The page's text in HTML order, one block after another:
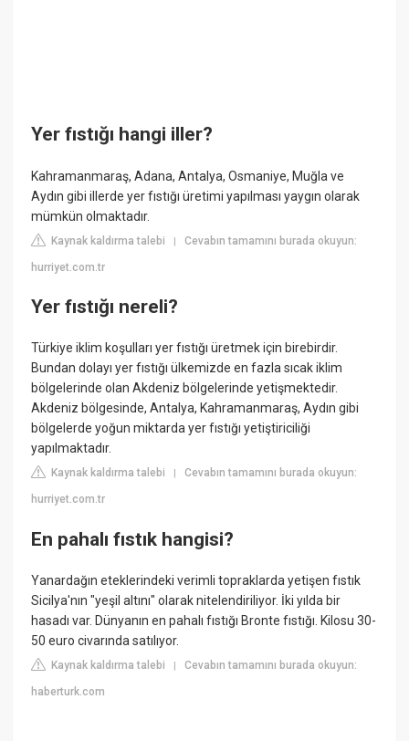
Yer fıstığı hangi iller?
Kahramanmaraş, Adana, Antalya, Osmaniye, Muğla ve
Aydın gibi illerde yer fıstığı üretimi yapılması yaygın olarak
mümkün olmaktadır.
Kaynak kaldırma talebi |Cevabın tamamını burada okuyun:
hurriyet.com.tr
Yer fıstığı nereli?
Türkiye iklim koşulları yer fıstığı üretmek için birebirdir.
Bundan dolayı yer fıstığı ülkemizde en fazla sıcak iklim
bölgelerinde olan Akdeniz bölgelerinde yetişmektedir.
Akdeniz bölgesinde, Antalya, Kahramanmaraş, Aydın gibi
bölgelerde yoğun miktarda yer fıstığı yetiştiriciliği
yapılmaktadır.
Kaynak kaldırma talebi |Cevabın tamamını burada okuyun:
hurriyet.com.tr
En pahalı fıstık hangisi?
Yanardağın eteklerindeki verimli topraklarda yetişen fıstık
Sicilya'nın "yeşil altını" olarak nitelendiriliyor. İki yılda bir
hasadı var. Dünyanın en pahalı fıstığı Bronte fıstığı. Kilosu 30-
50 euro civarında satılıyor.
Kaynak kaldırma talebi |Cevabın tamamını burada okuyun:
haberturk.com